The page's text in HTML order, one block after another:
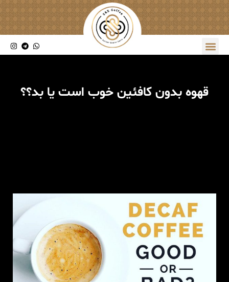
قهوه بدون کافئین خوب است یا بد؟؟